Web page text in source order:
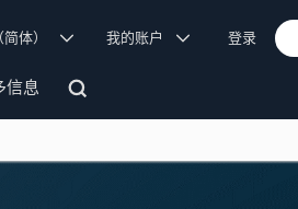
简体） 我的账户 登录
信息